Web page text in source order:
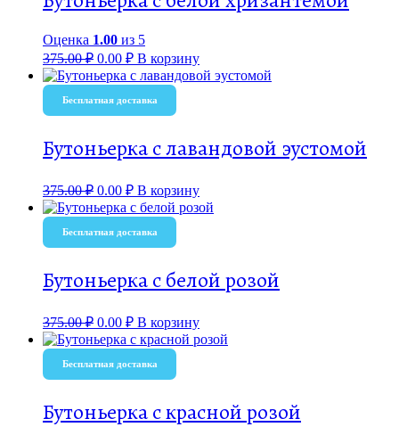
Оценка 1.00 из 5
375.00₽ 0.00 ₽ В корзину
Бесплатная доставка
Бутоньерка с лавандовой эустомой
375.00₽ 0.00 ₽ В корзину
Бесплатная доставка
Бутоньерка с белой розой
375.00₽ 0.00 ₽ В корзину
Бесплатная доставка
Бутоньерка с красной розой